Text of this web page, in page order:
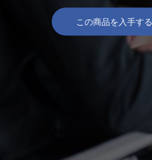
この商品を入手する